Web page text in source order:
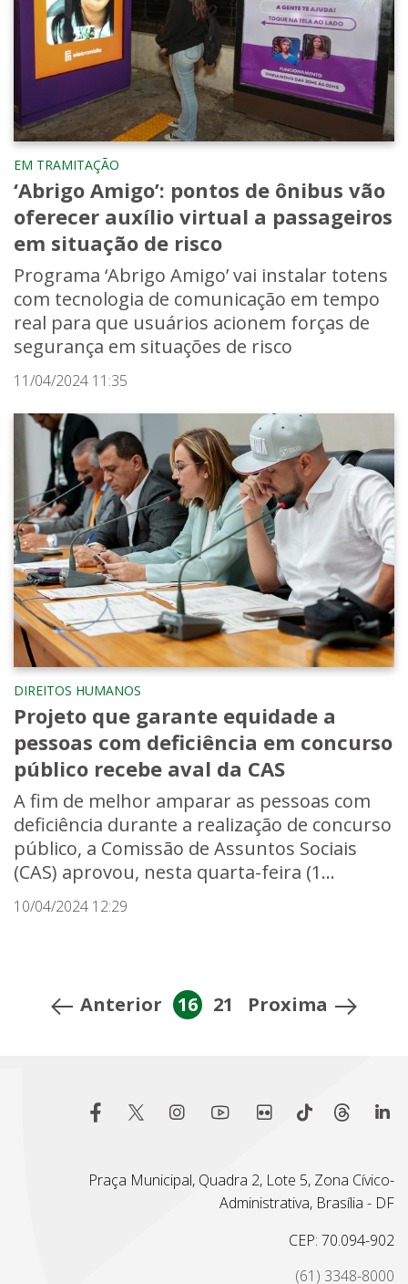
EM TRAMITAÇÃO
‘Abrigo Amigo’: pontos de ônibus vão
oferecer auxílio virtual a passageiros
em situação de risco
Programa ‘Abrigo Amigo’ vai instalar totens
com tecnologia de comunicação em tempo
real para que usuários acionem forças de
segurança em situações de risco
11/04/2024 11:35
DIREITOS HUMANOS
Projeto que garante equidade a
pessoas com deficiência em concurso
público recebe aval da CAS
A fim de melhor amparar as pessoas com
deficiência durante a realização de concurso
público, a Comissão de Assuntos Sociais
(CAS) aprovou, nesta quarta-feira (1...
10/04/2024 12:29
Anterior 16 21 Proxima
Praça Municipal, Quadra 2, Lote 5, Zona Cívico-
Administrativa, Brasília - DF
CEP: 70.094-902
(61) 3348-8000